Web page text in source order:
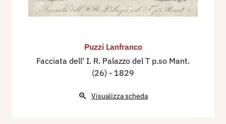
Puzzi Lanfranco
Facciata dell' I. R. Palazzo del T p.so Mant.
(26) - 1829
Visualizza scheda